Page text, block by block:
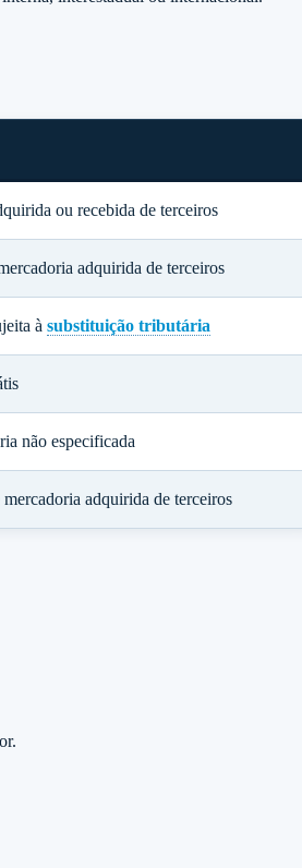
ou recebida de terceiros
adquirida de terceiros
à substituição tributária
não especificada
adquirida de terceiros